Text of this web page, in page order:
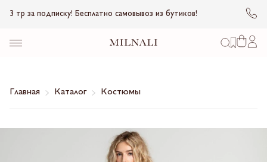
3 тр за подписку! Бесплатно самовывоз из бутиков!
Главная Каталог Костюмы